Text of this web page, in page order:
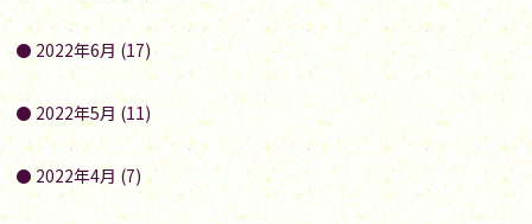
2022年6月 (17)
2022年5月 (11)
2022年4月 (7)